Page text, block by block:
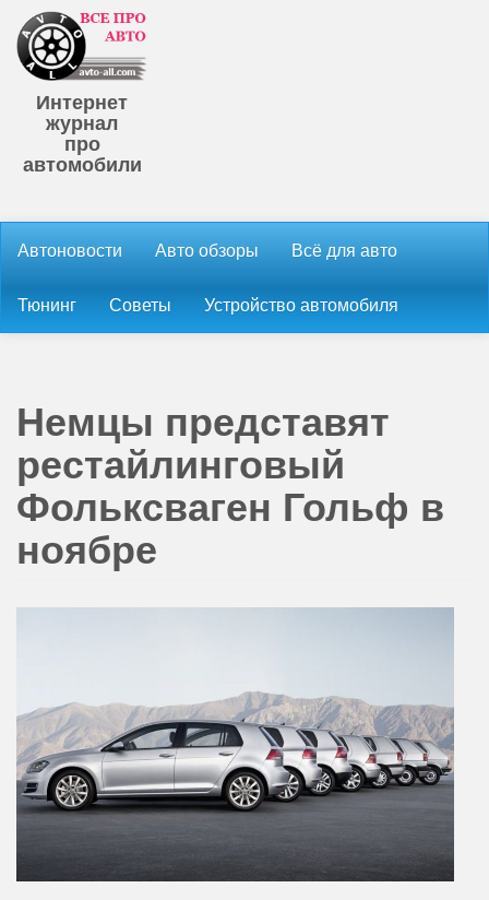
Интернет
журнал
про
автомобили
Автоновости Авто обзоры Всё для авто
Тюнинг Советы Устройство автомобиля
Немцы представят
рестайлинговый
Фольксваген Гольф в
ноябре